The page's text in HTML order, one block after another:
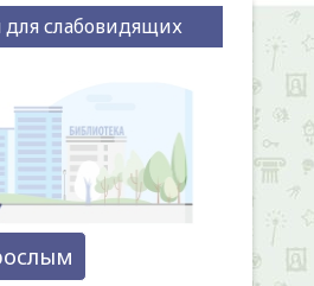
для слабовидящих